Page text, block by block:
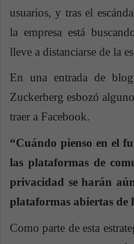
usuarios, y tras el
la empresa está
lleve a distanciarse de la
En una entrada de
Zuckerberg esbozó
traer a Facebook.
“Cuándo pienso en el
las plataformas de
privacidad se harán
plataformas abiertas de
Como parte de esta